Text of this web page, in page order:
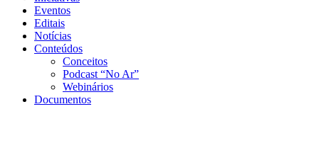
Eventos
Editais
Notícias
Conteúdos
Conceitos
Podcast “No Ar”
Webinários
Documentos